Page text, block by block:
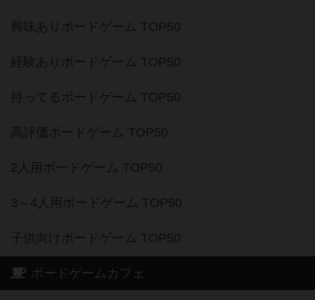
興味ありボードゲーム TOP50
経験ありボードゲーム TOP50
持ってるボードゲーム TOP50
高評価ボードゲーム TOP50
2人用ボードゲーム TOP50
3～4人用ボードゲーム TOP50
子供向けボードゲーム TOP50
ボードゲームカフェ